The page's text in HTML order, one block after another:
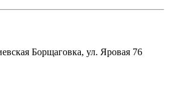
Борщаговка, ул. Яровая 76